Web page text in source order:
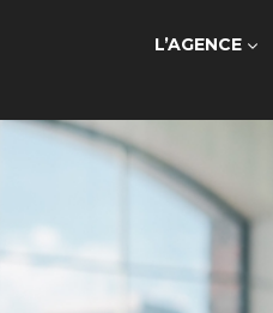
L’AGENCE